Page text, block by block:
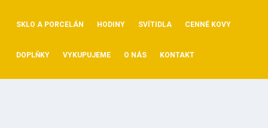
SKLO A PORCELÁN HODINY SVÍTIDLA CENNÉ KOVY
DOPLŇKY VYKUPUJEME O NÁS KONTAKT